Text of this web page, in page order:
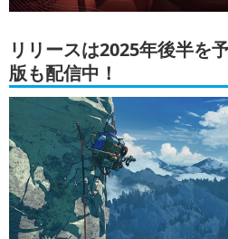
リリースは2025年後半
版も配信中！